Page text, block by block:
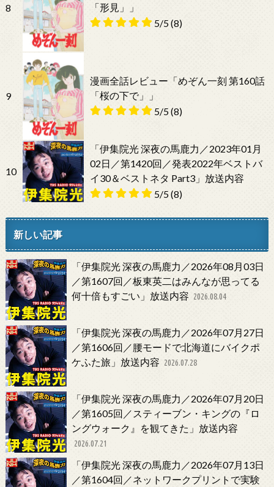
8
「形見」」
5/5(8)
9
漫画全話レビュー「めぞん一刻 第160話
「桜の下で」」
5/5(8)
10
「伊集院光 深夜の馬鹿力／2023年01月
02日／第1420回／発表2022年ベストバ
イ30＆ベストネタ Part3」放送内容
5/5(8)
新しい記事
「伊集院光 深夜の馬鹿力／2026年08月03日
／第1607回／板東英二はみんなが思ってる
何十倍もすごい」放送内容 2026.08.04
「伊集院光 深夜の馬鹿力／2026年07月27日
／第1606回／腰モードで北海道にバイクポ
ケふた旅」放送内容 2026.07.28
「伊集院光 深夜の馬鹿力／2026年07月20日
／第1605回／スティーブン・キングの『ロ
ングウォーク』を観てきた」放送内容
2026.07.21
「伊集院光 深夜の馬鹿力／2026年07月13日
／第1604回／ネットワークプリントで実験